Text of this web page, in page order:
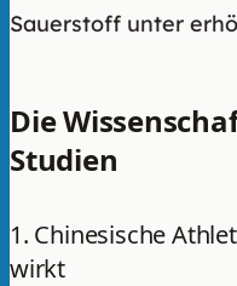
Sauerstoff unter
Die
Studien
1. Chinesische
wirkt